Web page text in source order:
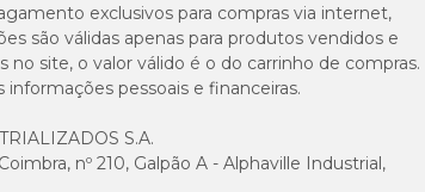
exclusivos para compras via internet,
são válidas apenas para produtos vendidos e
site, o valor válido é o do carrinho de compras.
informações pessoais e financeiras.
S.A.
nº 210, Galpão A - Alphaville Industrial,